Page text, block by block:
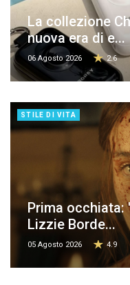
La collezione
nuova era di e...
06 Agosto 2026 2.6
STILE DI VITA
Prima
Lizzie Borde...
05 Agosto 2026 4.9